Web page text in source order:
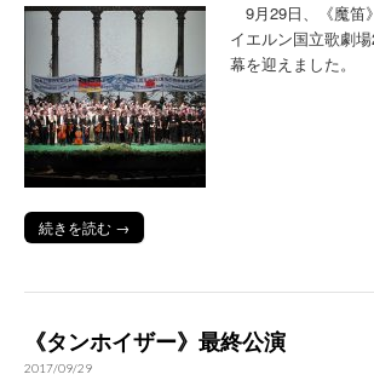
9月29日、《魔笛
イエルン国立歌劇
幕を迎えました
続きを読む →
《タンホイザー》最終公演
2017/09/29